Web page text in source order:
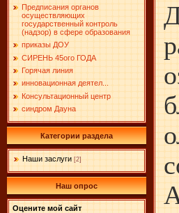
Предписания органов
осуществляющих
государственный контроль
(надзор) в сфере образования
приказы ДОУ
СИРЕНЬ 45ого ГОДА
Горячая линия
инновационная деятел...
Консультационный центр
синдром Дауна
Категории раздела
Наши заслуги [2]
Наш опрос
Оцените мой сайт